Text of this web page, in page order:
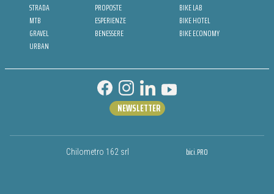
STRADA
MTB
GRAVEL
URBAN
PROPOSTE
ESPERIENZE
BENESSERE
BIKE LAB
BIKE HOTEL
BIKE ECONOMY
Chilometro 162 srl bici.PRO
NEWSLETTER